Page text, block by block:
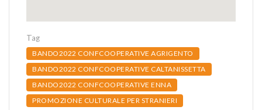
Tag
BANDO2022 CONFCOOPERATIVE AGRIGENTO
BANDO2022 CONFCOOPERATIVE CALTANISSETTA
BANDO2022 CONFCOOPERATIVE ENNA
PROMOZIONE CULTURALE PER STRANIERI